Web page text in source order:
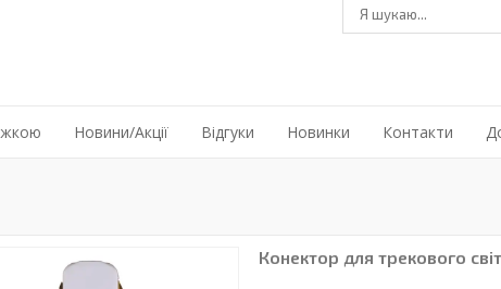
Новини/Акції Відгуки Новинки Контакти
Конектор для трекового